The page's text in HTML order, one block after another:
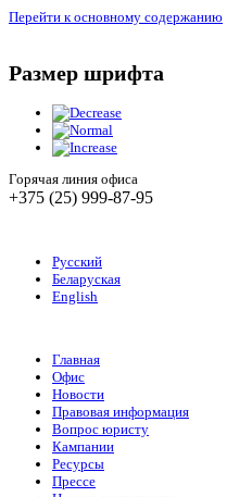
Перейти к основному содержанию
Размер шрифта
Горячая линия офиса
+375 (25) 999-87-95
Русский
Беларуская
English
Главная
Офис
Новости
Правовая информация
Вопрос юристу
Кампании
Ресурсы
Прессе